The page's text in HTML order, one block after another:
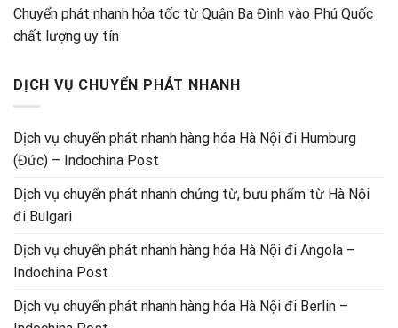
Chuyển phát nhanh hỏa tốc từ Quận Ba Đình vào Phú Quốc
chất lượng uy tín
DỊCH VỤ CHUYỂN PHÁT NHANH
Dịch vụ chuyển phát nhanh hàng hóa Hà Nội đi Humburg
(Đức) – Indochina Post
Dịch vụ chuyển phát nhanh chứng từ, bưu phẩm từ Hà Nội
đi Bulgari
Dịch vụ chuyển phát nhanh hàng hóa Hà Nội đi Angola –
Indochina Post
Dịch vụ chuyển phát nhanh hàng hóa Hà Nội đi Berlin –